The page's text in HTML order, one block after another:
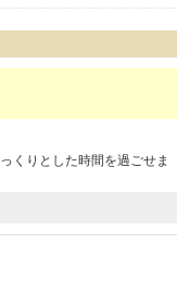
くりとした時間を過ごせま